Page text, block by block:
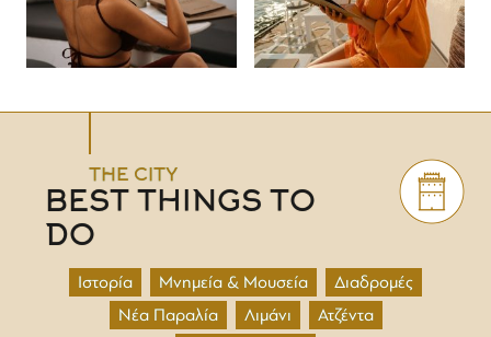
THE CITY
BEST THINGS TO
DO
Ιστορία Μνημεία & Μουσεία
Διαδρομές
Νέα Παραλία
Λιμάνι
Ατζέντα